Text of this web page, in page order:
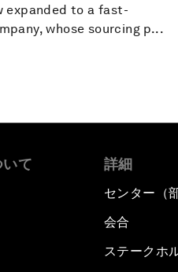
expanded to a fast-
whose sourcing p...
て 詳細
センター（
会合
ステークホ